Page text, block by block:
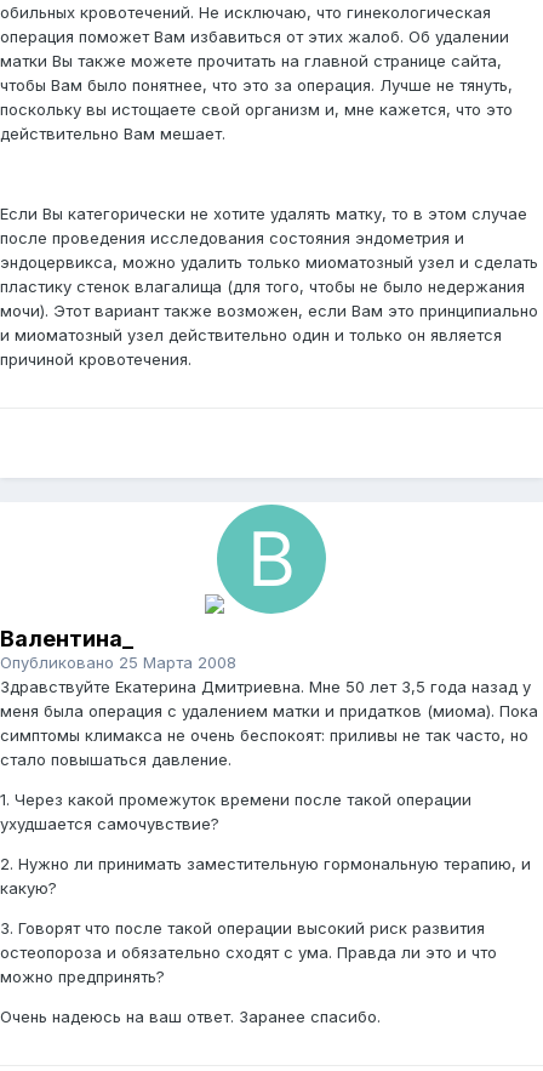
обильных кровотечений. Не исключаю, что гинекологическая
операция поможет Вам избавиться от этих жалоб. Об удалении
матки Вы также можете прочитать на главной странице сайта,
чтобы Вам было понятнее, что это за операция. Лучше не тянуть,
поскольку вы истощаете свой организм и, мне кажется, что это
действительно Вам мешает.
Если Вы категорически не хотите удалять матку, то в этом случае
после проведения исследования состояния эндометрия и
эндоцервикса, можно удалить только миоматозный узел и сделать
пластику стенок влагалища (для того, чтобы не было недержания
мочи). Этот вариант также возможен, если Вам это принципиально
и миоматозный узел действительно один и только он является
причиной кровотечения.
Валентина_
Опубликовано 25 Марта 2008
Здравствуйте Екатерина Дмитриевна. Мне 50 лет 3,5 года назад у
меня была операция с удалением матки и придатков (миома). Пока
симптомы климакса не очень беспокоят: приливы не так часто, но
стало повышаться давление.
1. Через какой промежуток времени после такой операции
ухудшается самочувствие?
2. Нужно ли принимать заместительную гормональную терапию, и
какую?
3. Говорят что после такой операции высокий риск развития
остеопороза и обязательно сходят с ума. Правда ли это и что
можно предпринять?
Очень надеюсь на ваш ответ. Заранее спасибо.